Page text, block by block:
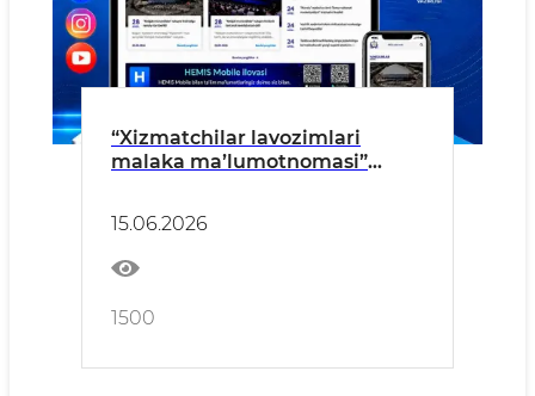
“Xizmatchilar lavozimlari
malaka maʼlumotnomasi”
15.06.2026
1500